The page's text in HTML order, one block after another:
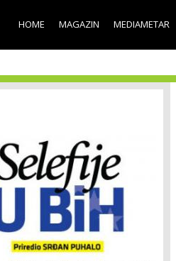
main
content
HOME MAGAZIN MEDIAMETAR